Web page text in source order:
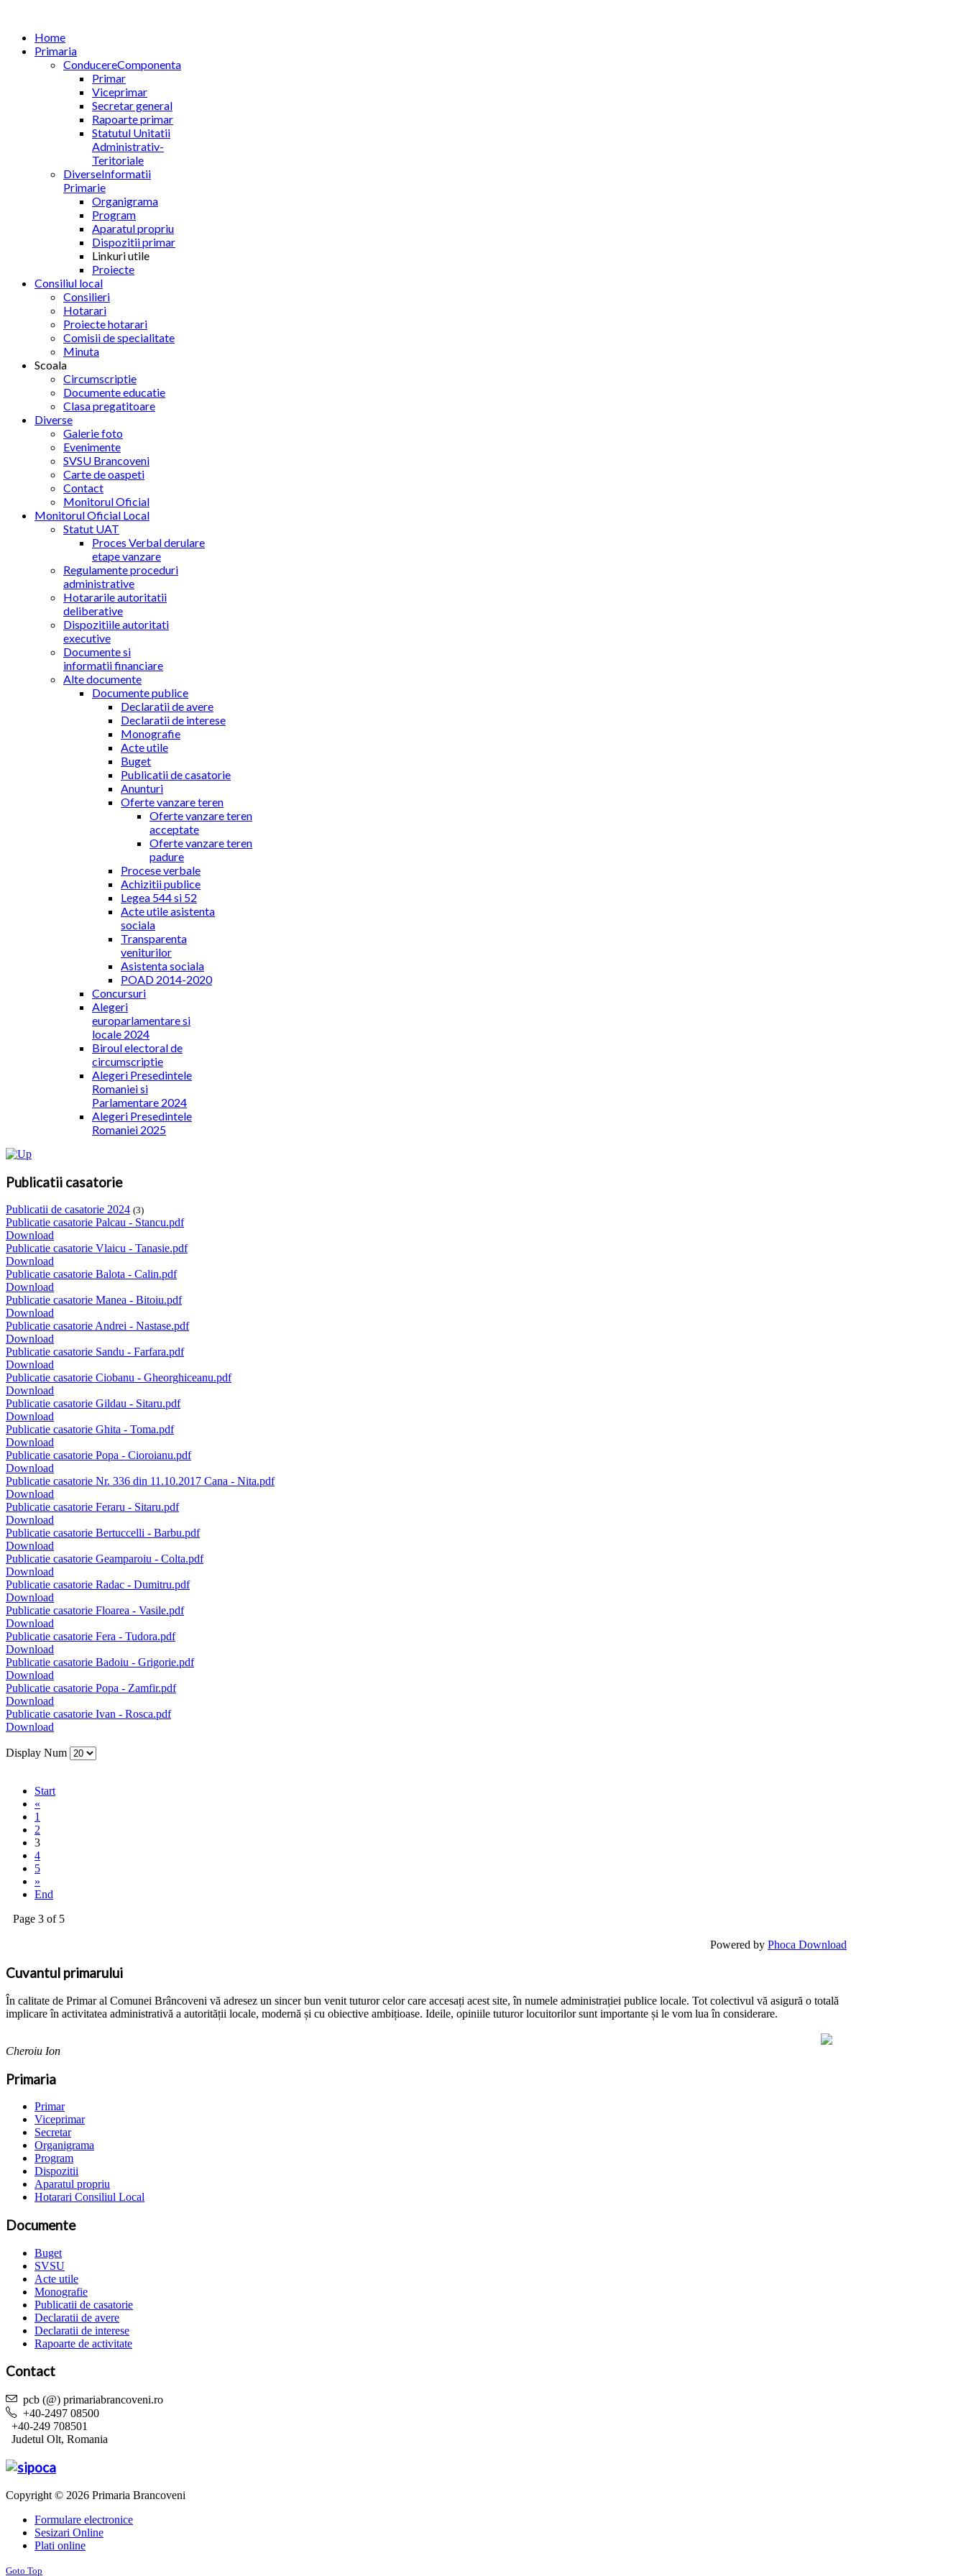
Home
Primaria
ConducereComponenta
Primar
Viceprimar
Secretar general
Rapoarte primar
Statutul Unitatii
Administrativ-
Teritoriale
DiverseInformatii
Primarie
Organigrama
Program
Aparatul propriu
Dispozitii primar
Linkuri utile
Proiecte
Consiliul local
Consilieri
Hotarari
Proiecte hotarari
Comisii de specialitate
Minuta
Scoala
Circumscriptie
Documente educatie
Clasa pregatitoare
Diverse
Galerie foto
Evenimente
SVSU Brancoveni
Carte de oaspeti
Contact
Monitorul Oficial
Monitorul Oficial Local
Statut UAT
Proces Verbal derulare
etape vanzare
Regulamente proceduri
administrative
Hotararile autoritatii
deliberative
Dispozitiile autoritati
executive
Documente si
informatii financiare
Alte documente
Documente publice
Declaratii de avere
Declaratii de interese
Monografie
Acte utile
Buget
Publicatii de casatorie
Anunturi
Oferte vanzare teren
Oferte vanzare teren
acceptate
Oferte vanzare teren
padure
Procese verbale
Achizitii publice
Legea 544 si 52
Acte utile asistenta
sociala
Transparenta
veniturilor
Asistenta sociala
POAD 2014-2020
Concursuri
Alegeri
europarlamentare si
locale 2024
Biroul electoral de
circumscriptie
Alegeri Presedintele
Romaniei si
Parlamentare 2024
Alegeri Presedintele
Romaniei 2025
Publicatii casatorie
Publicatii de casatorie 2024 (3)
Publicatie casatorie Palcau - Stancu.pdf
Download
Publicatie casatorie Vlaicu - Tanasie.pdf
Download
Publicatie casatorie Balota - Calin.pdf
Download
Publicatie casatorie Manea - Bitoiu.pdf
Download
Publicatie casatorie Andrei - Nastase.pdf
Download
Publicatie casatorie Sandu - Farfara.pdf
Download
Publicatie casatorie Ciobanu - Gheorghiceanu.pdf
Download
Publicatie casatorie Gildau - Sitaru.pdf
Download
Publicatie casatorie Ghita - Toma.pdf
Download
Publicatie casatorie Popa - Cioroianu.pdf
Download
Publicatie casatorie Nr. 336 din 11.10.2017 Cana - Nita.pdf
Download
Publicatie casatorie Feraru - Sitaru.pdf
Download
Publicatie casatorie Bertuccelli - Barbu.pdf
Download
Publicatie casatorie Geamparoiu - Colta.pdf
Download
Publicatie casatorie Radac - Dumitru.pdf
Download
Publicatie casatorie Floarea - Vasile.pdf
Download
Publicatie casatorie Fera - Tudora.pdf
Download
Publicatie casatorie Badoiu - Grigorie.pdf
Download
Publicatie casatorie Popa - Zamfir.pdf
Download
Publicatie casatorie Ivan - Rosca.pdf
Download
Display Num
Start
«
1
2
3
4
5
»
End
Page 3 of 5
Powered by Phoca Download
Cuvantul primarului
În calitate de Primar al Comunei Brâncoveni vă adresez un sincer bun venit tuturor celor care accesați acest site, în numele administrației publice locale. Tot colectivul vă asigură o totală
implicare în activitatea administrativă a autorității locale, modernă și cu obiective ambițioase. Ideile, opiniile tuturor locuitorilor sunt importante și le vom lua în considerare.
Cheroiu Ion
Primaria
Primar
Viceprimar
Secretar
Organigrama
Program
Dispozitii
Aparatul propriu
Hotarari Consiliul Local
Documente
Buget
SVSU
Acte utile
Monografie
Publicatii de casatorie
Declaratii de avere
Declaratii de interese
Rapoarte de activitate
Contact
pcb (@) primariabrancoveni.ro
+40-2497 08500
+40-249 708501
Judetul Olt, Romania
Copyright © 2026 Primaria Brancoveni
Formulare electronice
Sesizari Online
Plati online
Goto Top